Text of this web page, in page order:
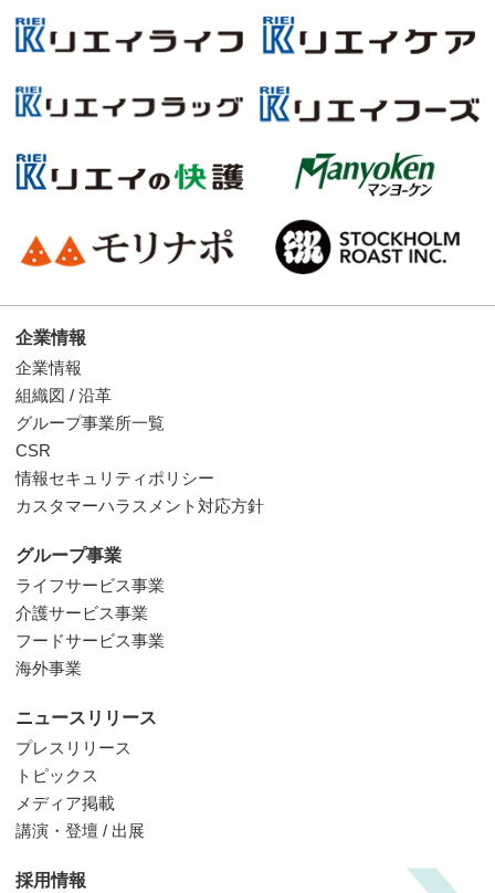
企業情報
企業情報
組織図 / 沿革
グループ事業所一覧
CSR
情報セキュリティポリシー
カスタマーハラスメント対応方針
グループ事業
ライフサービス事業
介護サービス事業
フードサービス事業
海外事業
ニュースリリース
プレスリリース
トピックス
メディア掲載
講演・登壇 / 出展
採用情報